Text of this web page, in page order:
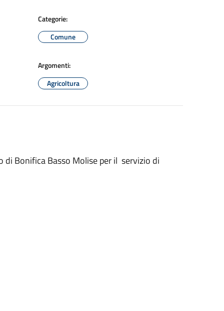
Categorie:
Comune
Argomenti:
Agricoltura
di Bonifica Basso Molise per il servizio di